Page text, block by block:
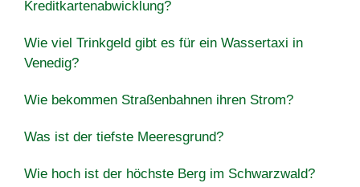
Kreditkartenabwicklung?
Wie viel Trinkgeld gibt es für ein Wassertaxi in
Venedig?
Wie bekommen Straßenbahnen ihren Strom?
Was ist der tiefste Meeresgrund?
Wie hoch ist der höchste Berg im Schwarzwald?